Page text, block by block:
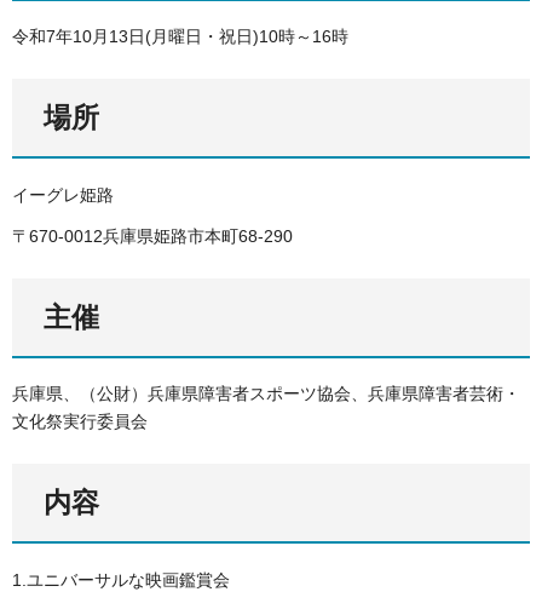
令和7年10月13日(月曜日・祝日)10時～16時
場所
イーグレ姫路
〒670-0012兵庫県姫路市本町68-290
主催
兵庫県、（公財）兵庫県障害者スポーツ協会、兵庫県障害者芸術・
文化祭実行委員会
内容
1.ユニバーサルな映画鑑賞会